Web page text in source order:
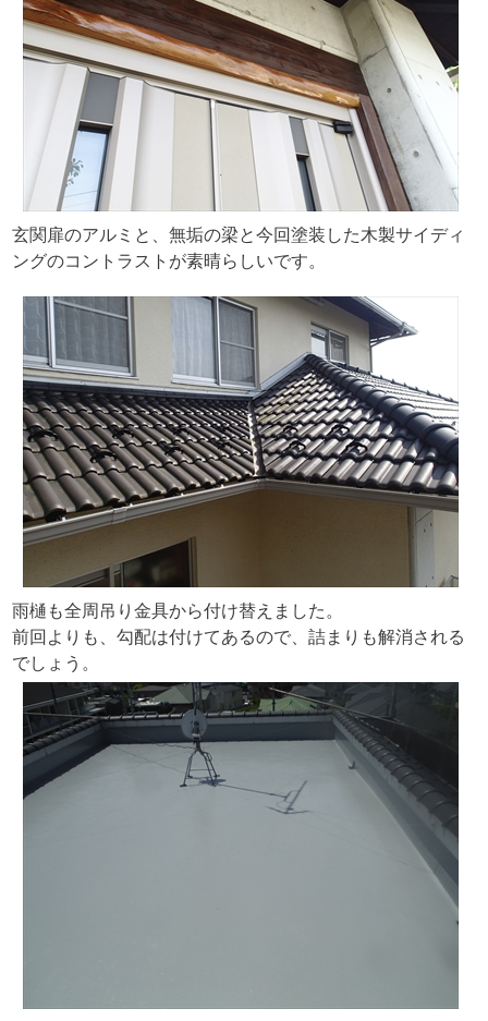
玄関扉のアルミと、無垢の梁と今回塗装した木製サイディ
ングのコントラストが素晴らしいです。
雨樋も全周吊り金具から付け替えました。
前回よりも、勾配は付けてあるので、詰まりも解消される
でしょう。